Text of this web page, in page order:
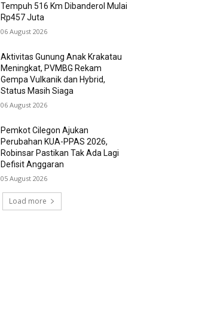
Tempuh 516 Km Dibanderol Mulai
Rp457 Juta
06 August 2026
Aktivitas Gunung Anak Krakatau
Meningkat, PVMBG Rekam
Gempa Vulkanik dan Hybrid,
Status Masih Siaga
06 August 2026
Pemkot Cilegon Ajukan
Perubahan KUA-PPAS 2026,
Robinsar Pastikan Tak Ada Lagi
Defisit Anggaran
05 August 2026
Load more